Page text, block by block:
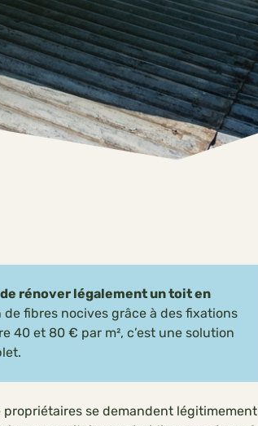
rénover légalement un toit en
fibres nocives grâce à des fixations
40 et 80 € par m², c’est une solution
se demandent légitimement